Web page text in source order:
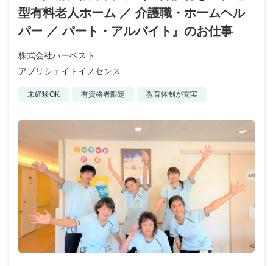
型有料老人ホーム ／ 介護職・ホームヘル
パー ／ パート・アルバイト』のお仕事
株式会社ハーベスト
アプリシェイトイノセンス
未経験OK 有資格者限定 教育体制が充実